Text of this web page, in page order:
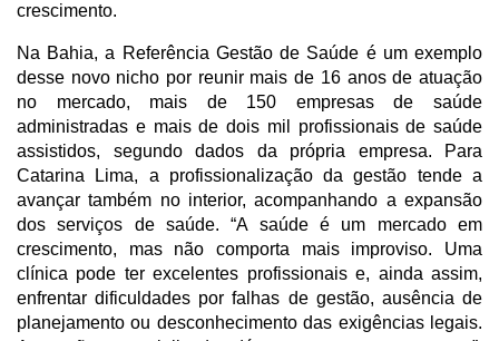
crescimento.
Na Bahia, a Referência Gestão de Saúde é um exemplo
desse novo nicho por reunir mais de 16 anos de atuação
no mercado, mais de 150 empresas de saúde
administradas e mais de dois mil profissionais de saúde
assistidos, segundo dados da própria empresa. Para
Catarina Lima, a profissionalização da gestão tende a
avançar também no interior, acompanhando a expansão
dos serviços de saúde. “A saúde é um mercado em
crescimento, mas não comporta mais improviso. Uma
clínica pode ter excelentes profissionais e, ainda assim,
enfrentar dificuldades por falhas de gestão, ausência de
planejamento ou desconhecimento das exigências legais.